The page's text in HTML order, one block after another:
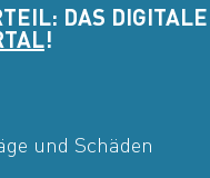
DAS DIGITALE
!
und Schäden